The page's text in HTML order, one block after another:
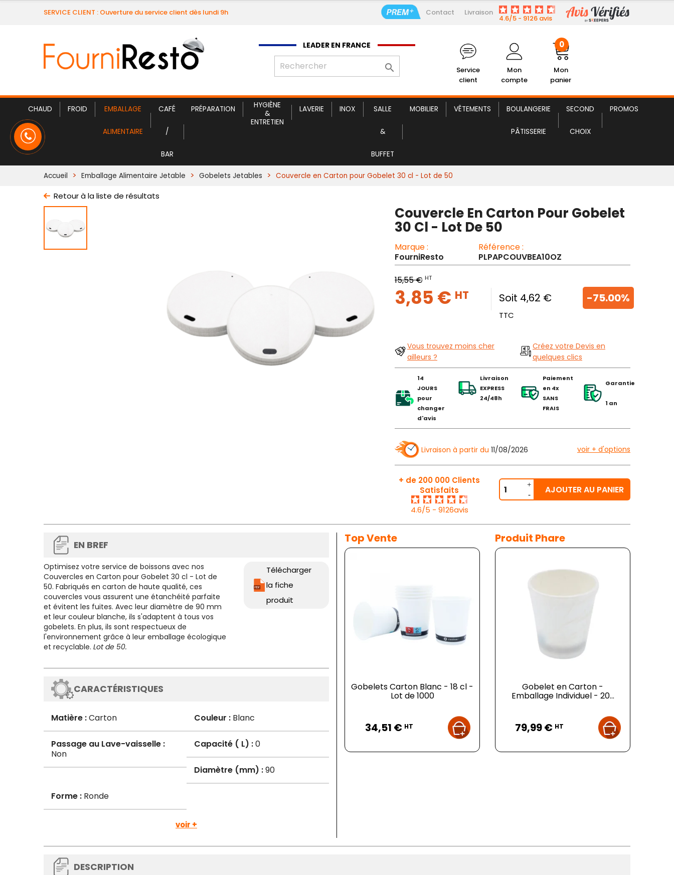
SERVICE CLIENT : Ouverture du service client dès lundi 9h Contact Livraison
4.6/5 - 9126 avis
LEADER EN FRANCE

Service
client
Mon
compte
Mon
panier
0
CHAUD FROID EMBALLAGE
ALIMENTAIRE
CAFÉ
/
BAR
PRÉPARATION
HYGIÈNE
&
ENTRETIEN
LAVERIE INOX SALLE
&
BUFFET
MOBILIER VÊTEMENTS BOULANGERIE
PÂTISSERIE
SECOND
CHOIX
PROMOS
Couvercle en Carton pour Gobelet 30 cl 3,85 € HT
Accueil Emballage Alimentaire Jetable Gobelets Jetables Couvercle en Carton pour Gobelet 30 cl - Lot de 50
Retour à la liste de résultats
Couvercle En Carton Pour Gobelet
30 Cl - Lot De 50
Marque :
FourniResto
Référence :
PLPAPCOUVBEA10OZ
15,55 € HT
3,85 € HT Soit 4,62 €
TTC
-75.00%
Vous trouvez moins cher
ailleurs ?
Créez votre Devis en
quelques clics
14
JOURS
pour
changer
d'avis
Livraison
EXPRESS
24/48h
Paiement
en 4x
SANS
FRAIS
Garantie
1 an
Livraison à partir du 11/08/2026 voir + d'options
+ de 200 000 Clients
Satisfaits
4.6/5 - 9126avis
AJOUTER AU PANIER
EN BREF
Optimisez votre service de boissons avec nos
Couvercles en Carton pour Gobelet 30 cl - Lot de
50. Fabriqués en carton de haute qualité, ces
couvercles vous assurent une étanchéité parfaite
et évitent les fuites. Avec leur diamètre de 90 mm
et leur couleur blanche, ils s'adaptent à tous vos
gobelets. En plus, ils sont respectueux de
l'environnement grâce à leur emballage écologique
et recyclable. Lot de 50.
Télécharger
la fiche
produit
CARACTÉRISTIQUES
Matière :Carton Couleur :Blanc
Passage au Lave-vaisselle :
Non
Capacité ( L) :0
Diamètre (mm) :90
Forme : Ronde
voir +
Top Vente
Gobelets Carton Blanc - 18 cl -
Lot de 1000
34,51 € HT
Produit Phare
Gobelet en Carton -
Emballage Individuel - 20...
79,99 € HT
DESCRIPTION